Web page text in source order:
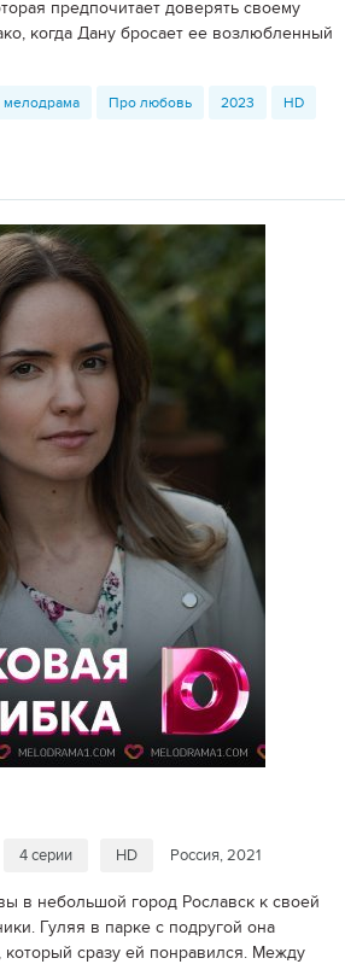
предпочитает доверять своему
когда Дану бросает ее возлюбленный
мелодрама Про любовь 2023 HD
4 серии HD Россия, 2021
в небольшой город Рославск к своей
Гуляя в парке с подругой она
который сразу ей понравился. Между